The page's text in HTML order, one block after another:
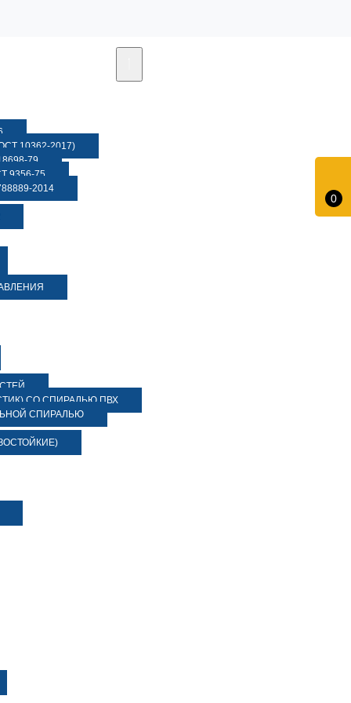
0
10362-2017)
79
9356-75
2014
СО СПИРАЛЬЮ ПВХ
СПИРАЛЬЮ